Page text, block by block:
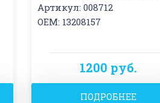
Артикул: 008712
OEM: 13208157
1200 руб.
ПОДРОБНЕЕ